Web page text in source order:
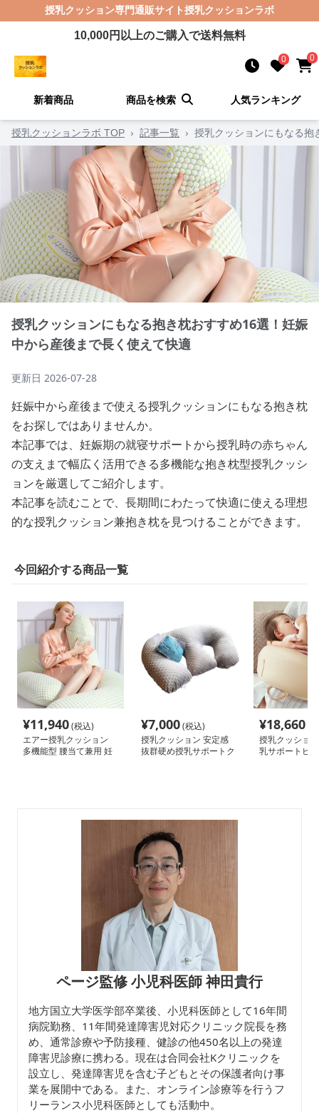
授乳クッション専門通販サイト授乳クッションラボ
10,000円以上のご購入で送料無料
0 0
新着商品 商品を検索 人気ランキング
授乳クッションラボ TOP › 記事一覧 › 授乳クッションにもなる抱
授乳クッションにもなる抱き枕おすすめ16選！妊娠
中から産後まで長く使えて快適
更新日 2026-07-28
妊娠中から産後まで使える授乳クッションにもなる抱き枕
をお探しではありませんか。
本記事では、妊娠期の就寝サポートから授乳時の赤ちゃん
の支えまで幅広く活用できる多機能な抱き枕型授乳クッシ
ョンを厳選してご紹介します。
本記事を読むことで、長期間にわたって快適に使える理想
的な授乳クッション兼抱き枕を見つけることができます。
今回紹介する商品一覧
¥11,940(税込)
エアー授乳クッション
多機能型 腰当て兼用 妊
¥7,000(税込)
授乳クッション 安定感
抜群硬め授乳サポートク
¥18,660
授乳クッショ
乳サポートビ
ページ監修 小児科医師 神田貴行
地方国立大学医学部卒業後、小児科医師として16年間
病院勤務、11年間発達障害児対応クリニック院長を務
め、通常診療や予防接種、健診の他450名以上の発達
障害児診療に携わる。現在は合同会社Kクリニックを
設立し、発達障害児を含む子どもとその保護者向け事
業を展開中である。また、オンライン診療等を行うフ
リーランス小児科医師としても活動中。